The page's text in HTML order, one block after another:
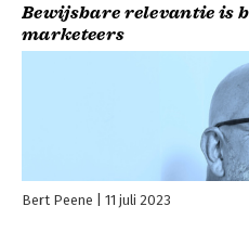
Bewijsbare relevantie is
marketeers
Bert Peene 11 juli 2023